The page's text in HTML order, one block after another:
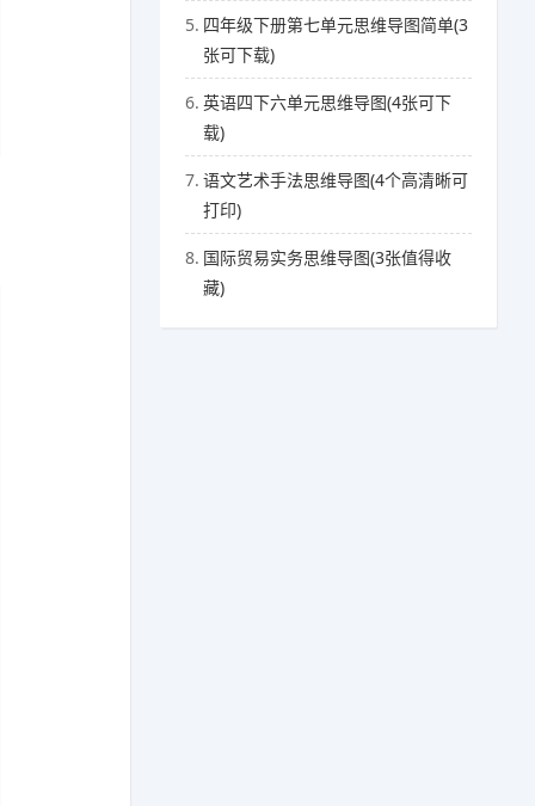
5. 四年级下册第七单元思维导图简单(3
张可下载)
6. 英语四下六单元思维导图(4张可下
载)
7. 语文艺术手法思维导图(4个高清晰可
打印)
8. 国际贸易实务思维导图(3张值得收
藏)